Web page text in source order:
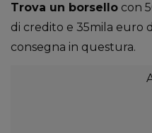
Trova un borsello con
di credito e 35mila euro
consegna in questura.